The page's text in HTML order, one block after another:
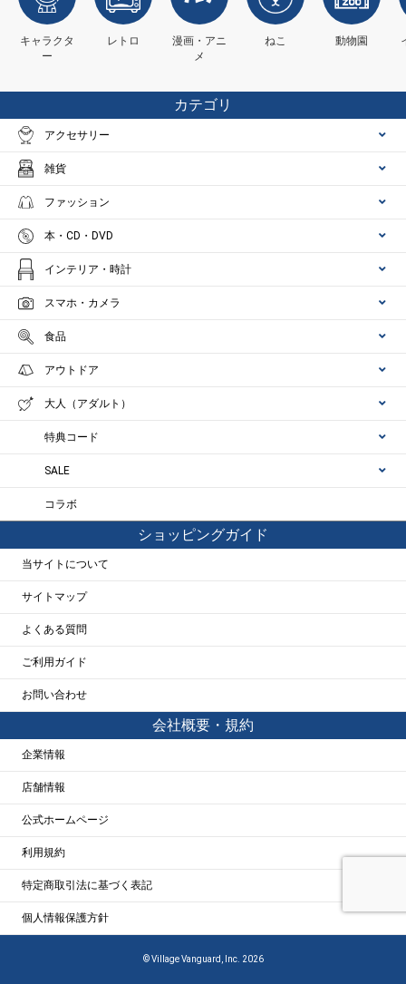
キャラクタ
ー
レトロ
漫画・アニ
メ
ねこ 動物園
カテゴリ
アクセサリー
雑貨
ファッション
本・CD・DVD
インテリア・時計
スマホ・カメラ
食品
アウトドア
大人（アダルト）
特典コード
SALE
コラボ
ショッピングガイド
当サイトについて
サイトマップ
よくある質問
ご利用ガイド
お問い合わせ
会社概要・規約
企業情報
店舗情報
公式ホームページ
利用規約
特定商取引法に基づく表記
個人情報保護方針
© Village Vanguard, Inc. 2026